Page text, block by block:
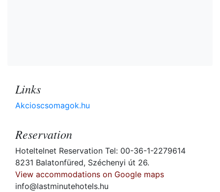
Links
Akcioscsomagok.hu
Reservation
Hoteltelnet Reservation Tel: 00-36-1-2279614
8231 Balatonfüred, Széchenyi út 26.
View accommodations on Google maps
info@lastminutehotels.hu